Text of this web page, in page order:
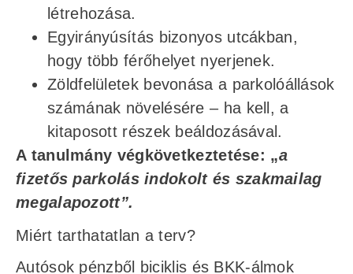
létrehozása.
Egyirányúsítás bizonyos utcákban,
hogy több férőhelyet nyerjenek.
Zöldfelületek bevonása a parkolóállások
számának növelésére – ha kell, a
kitaposott részek beáldozásával.
A tanulmány végkövetkeztetése: „a
fizetős parkolás indokolt és szakmailag
megalapozott”.
Miért tarthatatlan a terv?
Autósok pénzből biciklis és BKK-álmok